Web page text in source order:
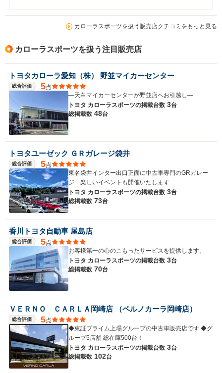
カローラスポーツを扱う販売店クチコミをもっと見る
カローラスポーツを扱う注目販売店
トヨタカローラ愛知（株） 野並マイカーセンター
総合評価 5点
―天白マイカーセンターが野並店へお引越し―
トヨタ カローラスポーツの掲載台数 3台
総掲載数 48台
トヨタユーゼック ＧＲガレージ袋井
総合評価 5点
東名袋井インター出口正面に中古車専門のGRガレー
ジ 楽しいイベントも開催いたします
トヨタ カローラスポーツの掲載台数 3台
総掲載数 73台
香川トヨタ自動車 屋島店
総合評価 5点
お客様第一の心のこもったサービスを提供します。
トヨタ カローラスポーツの掲載台数 3台
総掲載数 70台
ＶＥＲＮＯ ＣＡＲＬＡ岡崎店 （ベルノカーラ岡崎店）
総合評価 5点
◆東証プライム上場グループの中古車販売店です ◆グ
ループ5店舗 総在庫500台！
トヨタ カローラスポーツの掲載台数 3台
総掲載数 102台